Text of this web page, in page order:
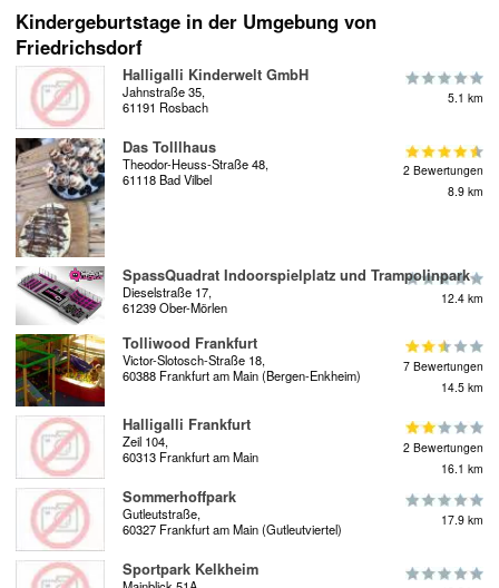
Kindergeburtstage in der Umgebung von
Friedrichsdorf
Halligalli Kinderwelt GmbH
Jahnstraße 35,
61191 Rosbach
5.1 km
Das Tolllhaus
Theodor-Heuss-Straße 48,
61118 Bad Vilbel
2 Bewertungen
8.9 km
SpassQuadrat Indoorspielplatz und Trampolinpark
Dieselstraße 17,
61239 Ober-Mörlen
12.4 km
Tolliwood Frankfurt
Victor-Slotosch-Straße 18,
60388 Frankfurt am Main (Bergen-Enkheim)
7 Bewertungen
14.5 km
Halligalli Frankfurt
Zeil 104,
60313 Frankfurt am Main
2 Bewertungen
16.1 km
Sommerhoffpark
Gutleutstraße,
60327 Frankfurt am Main (Gutleutviertel)
17.9 km
Sportpark Kelkheim